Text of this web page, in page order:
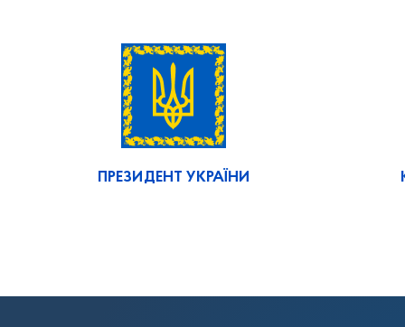
ПРЕЗИДЕНТ УКРАЇНИ